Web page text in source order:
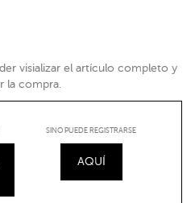
visializar el artículo completo y
la compra.
SINO PUEDE REGISTRARSE
AQUÍ